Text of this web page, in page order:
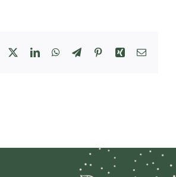
Facebook LinkedInWhatsApp
TelegramPinterestXing E-
Kundenbewertungen und Erfahrungen zu